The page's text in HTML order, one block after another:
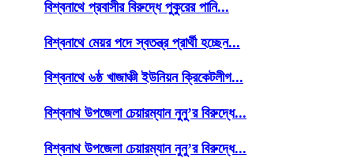
বিশ্বনাথে প্রবাসীর বিরুদ্ধে পুকুরের পানি...
বিশ্বনাথে মেয়র পদে স্বতন্ত্র প্রার্থী হচ্ছেন...
বিশ্বনাথে ৬ষ্ঠ খাজাঞ্চী ইউনিয়ন ক্রিকেটলীগ...
বিশ্বনাথ উপজেলা চেয়ারম্যান নুনু’র বিরুদ্ধে...
বিশ্বনাথ উপজেলা চেয়ারম্যান নুনু’র বিরুদ্ধে...